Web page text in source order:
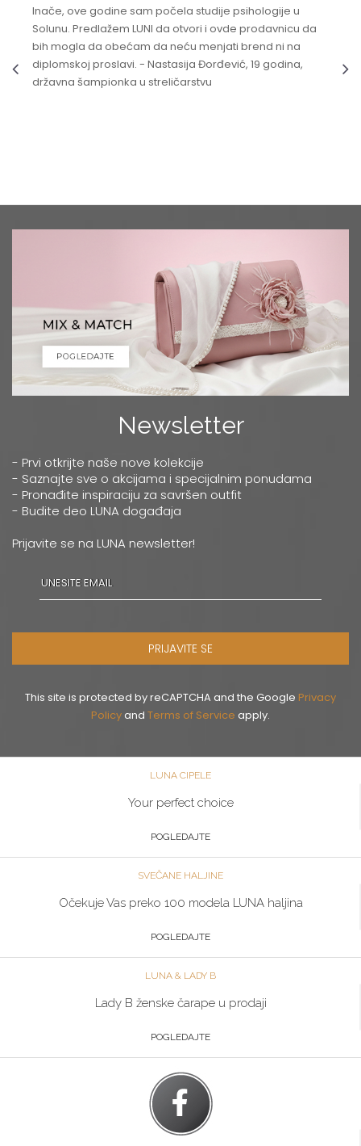
Inače, ove godine sam počela studije psihologije u
Solunu. Predlažem LUNI da otvori i ovde prodavnicu da
bih mogla da obećam da neću menjati brend ni na
diplomskoj proslavi. - Nastasija Đorđević, 19 godina,
državna šampionka u streličarstvu
Newsletter
- Prvi otkrijte naše nove kolekcije
- Saznajte sve o akcijama i specijalnim ponudama
- Pronađite inspiraciju za savršen outfit
- Budite deo LUNA događaja
Prijavite se na LUNA newsletter!
PRIJAVITE SE
This site is protected by reCAPTCHA and the Google Privacy
Policyand Terms of Service apply.
LUNA CIPELE
Your perfect choice
POGLEDAJTE
SVEČANE HALJINE
Očekuje Vas preko 100 modela LUNA haljina
POGLEDAJTE
LUNA & LADY B
Lady B ženske čarape u prodaji
POGLEDAJTE